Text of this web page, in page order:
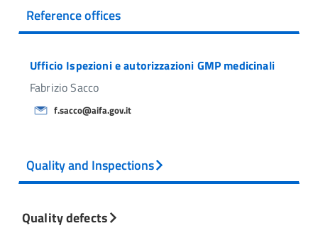
Reference offices
Ufficio Ispezioni e autorizzazioni GMP medicinali
Fabrizio Sacco
f.sacco@aifa.gov.it
Quality and Inspections
Quality defects